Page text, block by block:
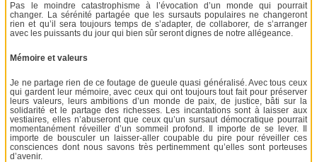
Pas le moindre catastrophisme à l’évocation d’un monde qui pourrait
changer. La sérénité partagée que les sursauts populaires ne changeront
rien et qu’il sera toujours temps de s’adapter, de collaborer, de s’arranger
avec les puissants du jour qui bien sûr seront dignes de notre allégeance.
Mémoire et valeurs
Je ne partage rien de ce foutage de gueule quasi généralisé. Avec tous ceux
qui gardent leur mémoire, avec ceux qui ont toujours tout fait pour préserver
leurs valeurs, leurs ambitions d’un monde de paix, de justice, bâti sur la
solidarité et le partage des richesses. Les incantations sont à laisser aux
vestiaires, elles n’abuseront que ceux qu’un sursaut démocratique pourrait
momentanément réveiller d’un sommeil profond. Il importe de se lever. Il
importe de bousculer un laisser-aller coupable du pire pour réveiller ces
consciences dont nous savons très pertinemment qu’elles sont porteuses
d’avenir.